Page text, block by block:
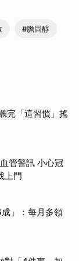
#膽固醇
完「這習慣」搖
管警訊 小心冠
上門
」：每月多領